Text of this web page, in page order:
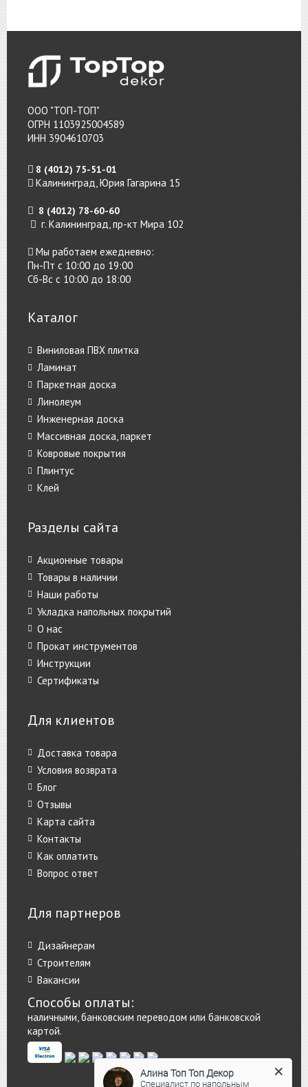
ООО "ТОП-ТОП"
ОГРН 1103925004589
ИНН 3904610703
8 (4012) 75-51-01
Калининград, Юрия Гагарина 15
8 (4012) 78-60-60
г. Калининград, пр-кт Мира 102
Мы работаем ежедневно:
Пн-Пт с 10:00 до 19:00
Сб-Вс с 10:00 до 18:00
Каталог
Виниловая ПВХ плитка
Ламинат
Паркетная доска
Линолеум
Инженерная доска
Массивная доска, паркет
Ковровые покрытия
Плинтус
Клей
Разделы сайта
Акционные товары
Товары в наличии
Наши работы
Укладка напольных покрытий
О нас
Прокат инструментов
Инструкции
Сертификаты
Для клиентов
Доставка товара
Условия возврата
Блог
Отзывы
Карта сайта
Контакты
Как оплатить
Вопрос ответ
Для партнеров
Дизайнерам
Строителям
Вакансии
Способы оплаты:
наличными, банковским переводом или банковской
картой.
Алина Топ Топ Декор
Специалист по напольным